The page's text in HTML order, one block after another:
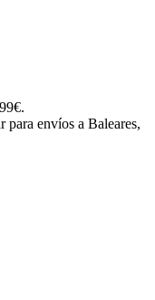
para envíos a Baleares,